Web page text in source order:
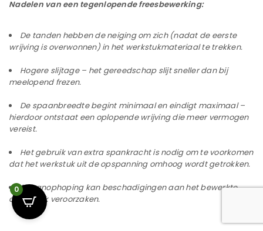
Nadelen van een tegenlopende freesbewerking:
De tanden hebben de neiging om zich (nadat de eerste
wrijving is overwonnen) in het werkstukmateriaal te trekken.
Hogere slijtage – het gereedschap slijt sneller dan bij
meelopend frezen.
De spaanbreedte begint minimaal en eindigt maximaal –
hierdoor ontstaat een oplopende wrijving die meer vermogen
vereist.
Het gebruik van extra spankracht is nodig om te voorkomen
dat het werkstuk uit de opspanning omhoog wordt getrokken.
Spaanophoping kan beschadigingen aan het bewerkte
oppervlak veroorzaken.
0